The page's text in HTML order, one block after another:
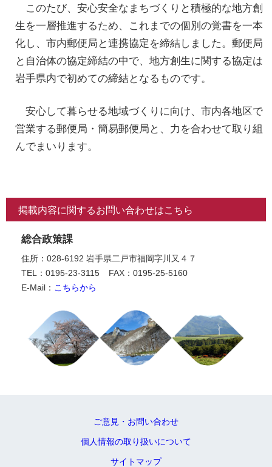
このたび、安心安全なまちづくりと積極的な地方創
生を一層推進するため、これまでの個別の覚書を一本
化し、市内郵便局と連携協定を締結しました。郵便局
と自治体の協定締結の中で、地方創生に関する協定は
岩手県内で初めての締結となるものです。
安心して暮らせる地域づくりに向け、市内各地区で
営業する郵便局・簡易郵便局と、力を合わせて取り組
んでまいります。
掲載内容に関するお問い合わせはこちら
総合政策課
住所：028-6192 岩手県二戸市福岡字川又４７
TEL：0195-23-3115
FAX：0195-25-5160
E-Mail： こちらから
ご意見・お問い合わせ
個人情報の取り扱いについて
サイトマップ